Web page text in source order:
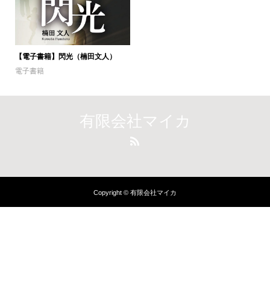
【電子書籍】閃光（楠田文人）
電子書籍
有限会社マイカ
Copyright © 有限会社マイカ